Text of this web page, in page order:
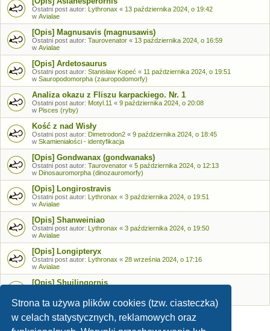
Strona ta używa plików cookies (tzw. ciasteczka)
w celach statystycznych, reklamowych oraz
Ostatni post autor: Lythronax « 13 października 2024, o 19:42
w Avialae
[Opis] Magnusavis (magnusawis)
Ostatni post autor: Taurovenator « 13 października 2024, o 16:59
w Avialae
[Opis] Ardetosaurus
Ostatni post autor: Stanisław Kopeć « 11 października 2024, o 19:51
w Sauropodomorpha (zauropodomorfy)
Analiza okazu z Fliszu karpackiego. Nr. 1
Ostatni post autor: Motyl.11 « 9 października 2024, o 20:08
w Pisces (ryby)
Kość z nad Wisły
Ostatni post autor: Dimetrodon2 « 9 października 2024, o 18:45
w Skamieniałości - identyfikacja
[Opis] Gondwanax (gondwanaks)
Ostatni post autor: Taurovenator « 5 października 2024, o 12:13
w Dinosauromorpha (dinozauromorfy)
[Opis] Longirostravis
Ostatni post autor: Lythronax « 3 października 2024, o 19:51
w Avialae
[Opis] Shanweiniao
Ostatni post autor: Lythronax « 3 października 2024, o 19:50
w Avialae
[Opis] Longipteryx
Ostatni post autor: Lythronax « 28 września 2024, o 17:16
w Avialae
[Opis] Shuilingornis